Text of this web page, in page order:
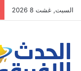
السبت, غشت 8 2026